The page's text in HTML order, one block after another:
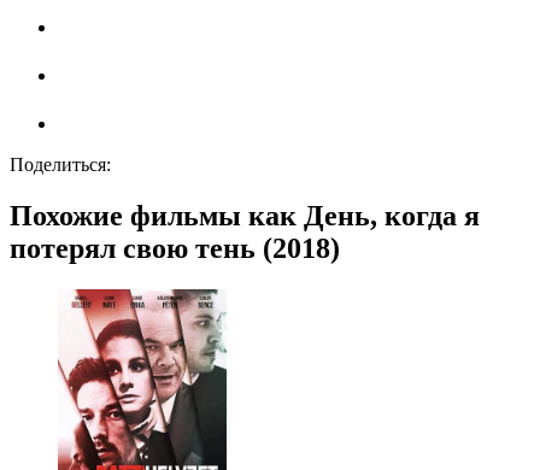
Поделиться:
Похожие фильмы как День, когда я
потерял свою тень (2018)